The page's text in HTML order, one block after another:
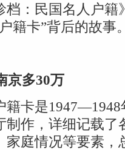
档：民国名人户籍
籍卡”背后的故事
京多30万
卡是1947—1948
制作，详细记载了
庭情况等要素，